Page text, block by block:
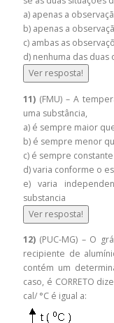
a) apenas a
b) apenas a
c) ambas as
d) nenhuma das
Ver resposta!
11) (FMU) – A
uma substância,
a) é sempre maior
b) é sempre menor
c) é sempre
d) varia conforme o
e) varia
substancia
Ver resposta!
12) (PUC-MG) – O
recipiente de
contém um
caso, é CORRETO
cal/ °C é igual a: